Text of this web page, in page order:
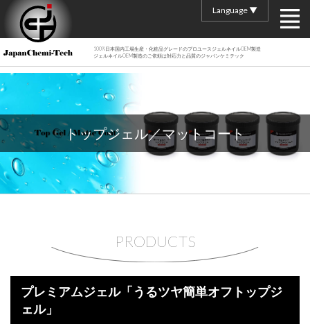
Language ▼
100%日本国内工場生産・化粧品グレードのプロユースジェルネイルOEM製造
ジェルネイルOEM製造のご依頼は対応力と品質のジャパンケミテック
トップジェル／マットコート
PRODUCTS
プレミアムジェル「うるツヤ簡単オフトップジ
ェル」